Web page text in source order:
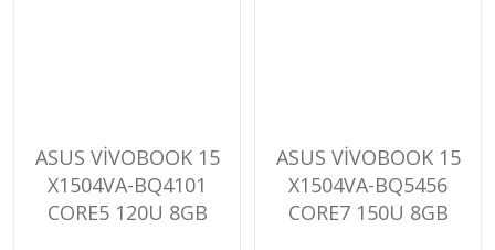
ASUS VİVOBOOK 15
X1504VA-BQ4101
CORE5 120U 8GB
ASUS VİVOBOOK 15
X1504VA-BQ5456
CORE7 150U 8GB